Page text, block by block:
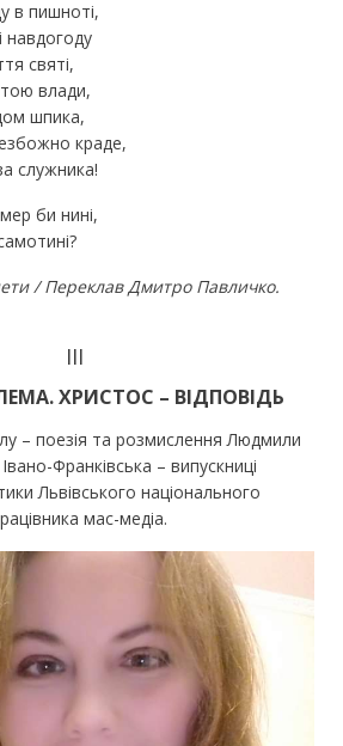
в пишноті,
навдогоду
святі,
влади,
шпика,
краде,
служника!
би нині,
/ Переклав Дмитро Павличко.
III
ХРИСТОС – ВІДПОВІДЬ
– поезія та розмислення Людмили
Франківська – випускниці
Львівського національного
мас-медіа.